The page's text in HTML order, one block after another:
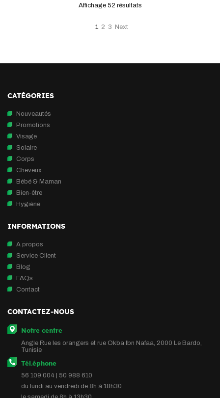
Affichage 52 résultats
1 2 3 Next
CATÉGORIES
Nouveautés
Promotions
Visage
Solaire
Corps
Cheveux
Bébé & Maman
Bien-être
Hygiène
INFORMATIONS
A propos
Service Client
Blog
FAQs
Contact
CONTACTEZ-NOUS
Notre centre
Angle Rue les orangers et rue Okba Ibn Nafaa, 2000 Le Bardo,
Tunisie
Tél.éphone
56 109 004 | 50 988 610
du lundi au vendredi de 8h à 18h30